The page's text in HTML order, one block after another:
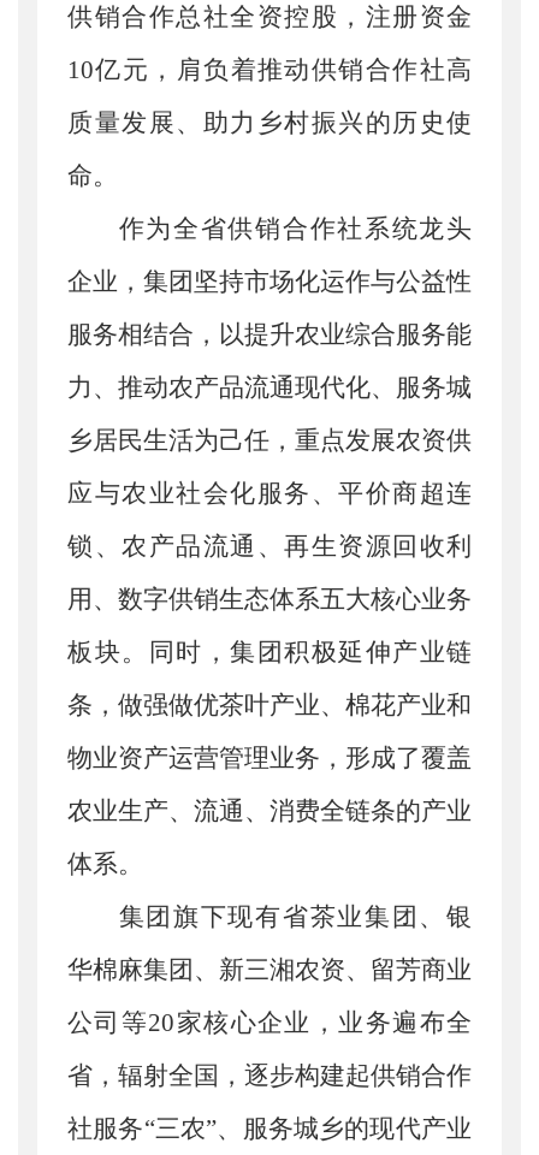
供销合作总社全资控股，注册资金
10亿元，肩负着推动供销合作社高
质量发展、助力乡村振兴的历史使
命。
作为全省供销合作社系统龙头
企业，集团坚持市场化运作与公益性
服务相结合，以提升农业综合服务能
力、推动农产品流通现代化、服务城
乡居民生活为己任，重点发展农资供
应与农业社会化服务、平价商超连
锁、农产品流通、再生资源回收利
用、数字供销生态体系五大核心业务
板块。同时，集团积极延伸产业链
条，做强做优茶叶产业、棉花产业和
物业资产运营管理业务，形成了覆盖
农业生产、流通、消费全链条的产业
体系。
集团旗下现有省茶业集团、银
华棉麻集团、新三湘农资、留芳商业
公司等20家核心企业，业务遍布全
省，辐射全国，逐步构建起供销合作
社服务“三农”、服务城乡的现代产业